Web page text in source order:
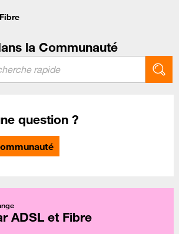
la Communauté
question ?
ADSL et Fibre